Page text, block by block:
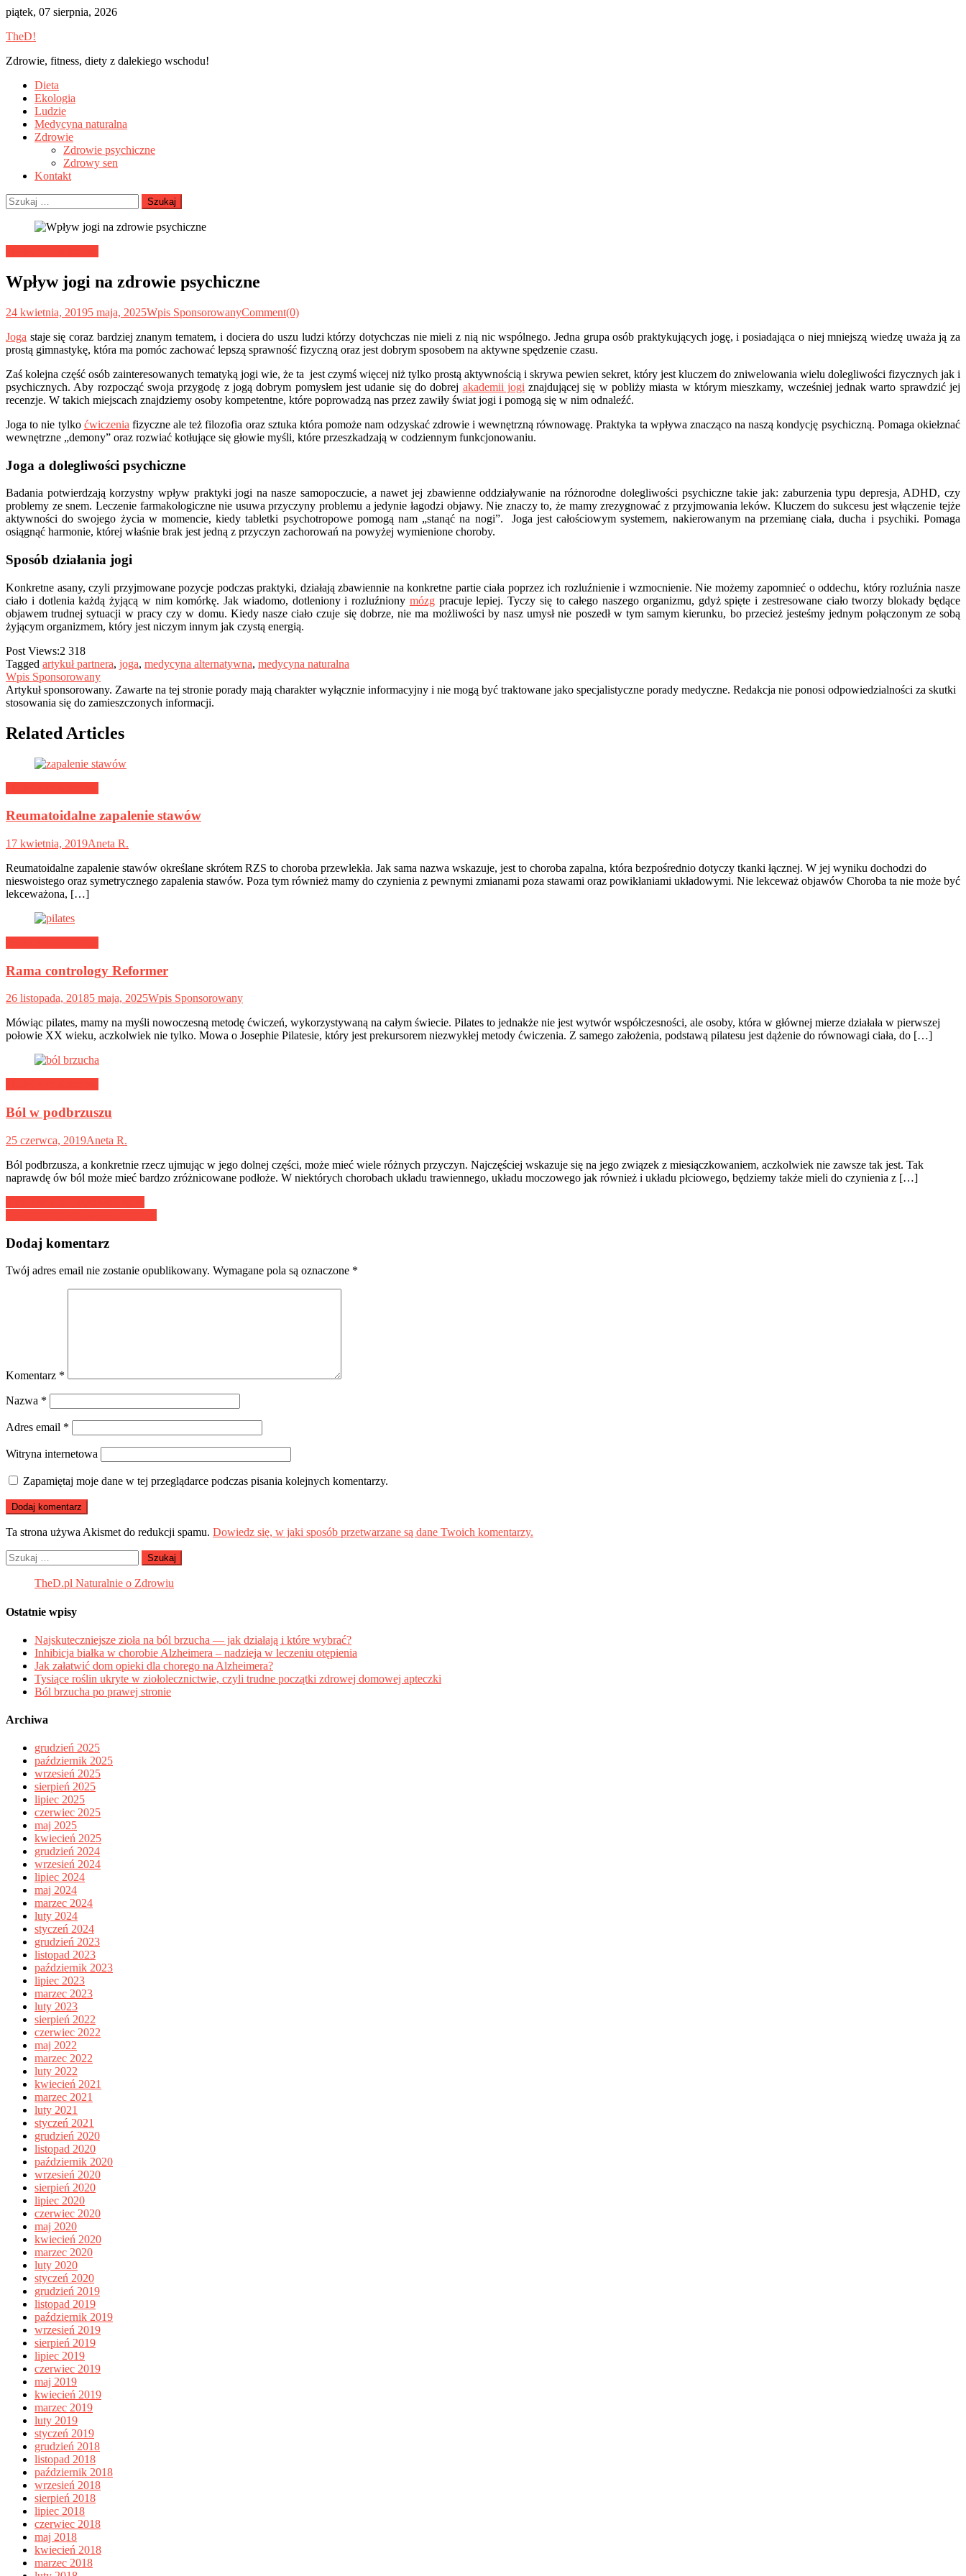
Skip
content
piątek, 07 sierpnia, 2026
TheD!
Zdrowie, fitness, diety z dalekiego wschodu!
Dieta
Ekologia
Ludzie
Medycyna naturalna
Zdrowie
Zdrowie psychiczne
Zdrowy sen
Kontakt
Szukaj:
Wpływ jogi na zdrowie psychiczne
24 kwietnia, 20195 maja, 2025Wpis SponsorowanyComment(0)
Joga staje się coraz bardziej znanym tematem, i dociera do uszu ludzi którzy dotychczas nie mieli z nią nic wspólnego. Jedna grupa osób praktykujących jogę, i posiadająca o niej mniejszą wiedzę uważa ją za
prostą gimnastykę, która ma pomóc zachować lepszą sprawność fizyczną oraz jest dobrym sposobem na aktywne spędzenie czasu.
Zaś kolejna część osób zainteresowanych tematyką jogi wie, że ta jest czymś więcej niż tylko prostą aktywnością i skrywa pewien sekret, który jest kluczem do zniwelowania wielu dolegliwości fizycznych jak i
psychicznych. Aby rozpocząć swoja przygodę z jogą dobrym pomysłem jest udanie się do dobrej akademii jogi znajdującej się w pobliży miasta w którym mieszkamy, wcześniej jednak warto sprawdzić jej
recenzje. W takich miejscach znajdziemy osoby kompetentne, które poprowadzą nas przez zawiły świat jogi i pomogą się w nim odnaleźć.
Joga to nie tylko ćwiczenia fizyczne ale też filozofia oraz sztuka która pomoże nam odzyskać zdrowie i wewnętrzną równowagę. Praktyka ta wpływa znacząco na naszą kondycję psychiczną. Pomaga okiełznać
wewnętrzne „demony” oraz rozwiać kotłujące się głowie myśli, które przeszkadzają w codziennym funkcjonowaniu.
Joga a dolegliwości psychiczne
Badania potwierdzają korzystny wpływ praktyki jogi na nasze samopoczucie, a nawet jej zbawienne oddziaływanie na różnorodne dolegliwości psychiczne takie jak: zaburzenia typu depresja, ADHD, czy
problemy ze snem. Leczenie farmakologiczne nie usuwa przyczyny problemu a jedynie łagodzi objawy. Nie znaczy to, że mamy zrezygnować z przyjmowania leków. Kluczem do sukcesu jest włączenie tejże
aktywności do swojego życia w momencie, kiedy tabletki psychotropowe pomogą nam „stanąć na nogi”. Joga jest całościowym systemem, nakierowanym na przemianę ciała, ducha i psychiki. Pomaga
osiągnąć harmonie, której właśnie brak jest jedną z przyczyn zachorowań na powyżej wymienione choroby.
Sposób działania jogi
Konkretne asany, czyli przyjmowane pozycje podczas praktyki, działają zbawiennie na konkretne partie ciała poprzez ich rozluźnienie i wzmocnienie. Nie możemy zapomnieć o oddechu, który rozluźnia nasze
ciało i dotlenia każdą żyjącą w nim komórkę. Jak wiadomo, dotleniony i rozluźniony mózgpracuje lepiej. Tyczy się to całego naszego organizmu, gdyż spięte i zestresowane ciało tworzy blokady będące
objawem trudnej sytuacji w pracy czy w domu. Kiedy nasze ciało czuje się dobrze, nie ma możliwości by nasz umysł nie poszedł w tym samym kierunku, bo przecież jesteśmy jednym połączonym ze sobą
żyjącym organizmem, który jest niczym innym jak czystą energią.
Post Views:2 318
Tagged artykuł partnera, joga, medycyna alternatywna, medycyna naturalna
Wpis Sponsorowany
Artykuł sponsorowany. Zawarte na tej stronie porady mają charakter wyłącznie informacyjny i nie mogą być traktowane jako specjalistyczne porady medyczne. Redakcja nie ponosi odpowiedzialności za skutki
stosowania się do zamieszczonych informacji.
Related Articles
Reumatoidalne zapalenie stawów
17 kwietnia, 2019Aneta R.
Reumatoidalne zapalenie stawów określane skrótem RZS to choroba przewlekła. Jak sama nazwa wskazuje, jest to choroba zapalna, która bezpośrednio dotyczy tkanki łącznej. W jej wyniku dochodzi do
nieswoistego oraz symetrycznego zapalenia stawów. Poza tym również mamy do czynienia z pewnymi zmianami poza stawami oraz powikłaniami układowymi. Nie lekceważ objawów Choroba ta nie może być
lekceważona, […]
Rama contrology Reformer
26 listopada, 20185 maja, 2025Wpis Sponsorowany
Mówiąc pilates, mamy na myśli nowoczesną metodę ćwiczeń, wykorzystywaną na całym świecie. Pilates to jednakże nie jest wytwór współczesności, ale osoby, która w głównej mierze działała w pierwszej
połowie XX wieku, aczkolwiek nie tylko. Mowa o Josephie Pilatesie, który jest prekursorem niezwykłej metody ćwiczenia. Z samego założenia, podstawą pilatesu jest dążenie do równowagi ciała, do […]
Ból w podbrzuszu
25 czerwca, 2019Aneta R.
Ból podbrzusza, a konkretnie rzecz ujmując w jego dolnej części, może mieć wiele różnych przyczyn. Najczęściej wskazuje się na jego związek z miesiączkowaniem, aczkolwiek nie zawsze tak jest. Tak
naprawdę ów ból może mieć bardzo zróżnicowane podłoże. W niektórych chorobach układu trawiennego, układu moczowego jak również i układu płciowego, będziemy także mieli do czynienia z […]
Nawigacja
wpisu
Dodaj komentarz
Twój adres email nie zostanie opublikowany. Wymagane pola są oznaczone *
Komentarz *
Nazwa *
Adres email *
Witryna internetowa
Zapamiętaj moje dane w tej przeglądarce podczas pisania kolejnych komentarzy.
Ta strona używa Akismet do redukcji spamu. Dowiedz się, w jaki sposób przetwarzane są dane Twoich komentarzy.
Szukaj:
TheD.pl Naturalnie o Zdrowiu
Ostatnie wpisy
Najskuteczniejsze zioła na ból brzucha — jak działają i które wybrać?
Inhibicja białka w chorobie Alzheimera – nadzieja w leczeniu otępienia
Jak załatwić dom opieki dla chorego na Alzheimera?
Tysiące roślin ukryte w ziołolecznictwie, czyli trudne początki zdrowej domowej apteczki
Ból brzucha po prawej stronie
Archiwa
grudzień 2025
październik 2025
wrzesień 2025
sierpień 2025
lipiec 2025
czerwiec 2025
maj 2025
kwiecień 2025
grudzień 2024
wrzesień 2024
lipiec 2024
maj 2024
marzec 2024
luty 2024
styczeń 2024
grudzień 2023
listopad 2023
październik 2023
lipiec 2023
marzec 2023
luty 2023
sierpień 2022
czerwiec 2022
maj 2022
marzec 2022
luty 2022
kwiecień 2021
marzec 2021
luty 2021
styczeń 2021
grudzień 2020
listopad 2020
październik 2020
wrzesień 2020
sierpień 2020
lipiec 2020
czerwiec 2020
maj 2020
kwiecień 2020
marzec 2020
luty 2020
styczeń 2020
grudzień 2019
listopad 2019
październik 2019
wrzesień 2019
sierpień 2019
lipiec 2019
czerwiec 2019
maj 2019
kwiecień 2019
marzec 2019
luty 2019
styczeń 2019
grudzień 2018
listopad 2018
październik 2018
wrzesień 2018
sierpień 2018
lipiec 2018
czerwiec 2018
maj 2018
kwiecień 2018
marzec 2018